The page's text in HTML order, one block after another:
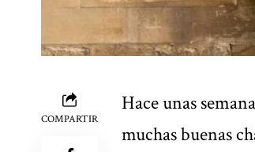
COMPARTIR
Hace unas
muchas buenas